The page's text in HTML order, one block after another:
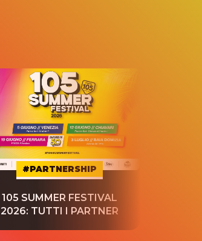
#PARTNERSHIP
105 SUMMER FESTIVAL
2026: TUTTI I PARTNER